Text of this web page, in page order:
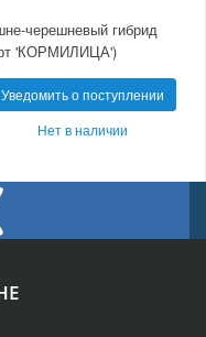
черешневый гибрид
'КОРМИЛИЦА')
Уведомить о поступлении
Нет в наличии